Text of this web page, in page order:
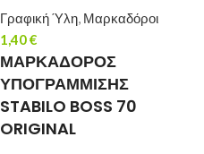
Γραφική Ύλη, Μαρκαδόροι
1,40€
ΜΑΡΚΑΔΟΡΟΣ
ΥΠΟΓΡΑΜΜΙΣΗΣ
STABILO BOSS 70
ORIGINAL